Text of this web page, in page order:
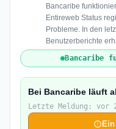
Bancaribe
Entireweb Status
Probleme. In den
Benutzerberichte
Bancaribe
Bei Bancaribe läuft
Letzte Meldung: vor